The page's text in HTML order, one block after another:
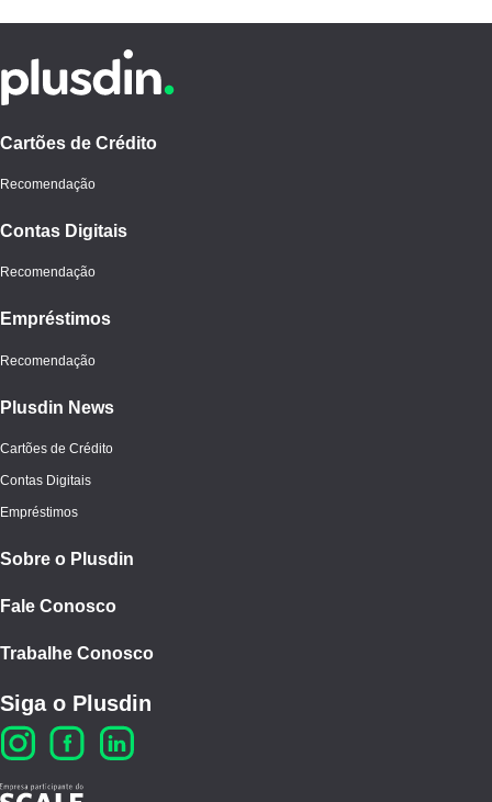
Cartões de Crédito
Recomendação
Contas Digitais
Recomendação
Empréstimos
Recomendação
Plusdin News
Cartões de Crédito
Contas Digitais
Empréstimos
Sobre o Plusdin
Fale Conosco
Trabalhe Conosco
Siga o Plusdin